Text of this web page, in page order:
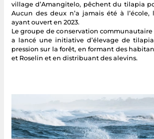
village d’Amangitelo, pêchent du tilapia
Aucun des deux n’a jamais été à l’école,
ayant ouvert en 2023.
Le groupe de conservation communautaire
a lancé une initiative d’élevage de
pression sur la forêt, en formant des
et Roselin et en distribuant des alevins.